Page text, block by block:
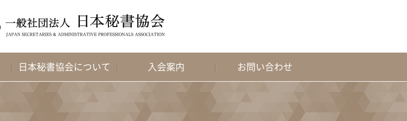
日本秘書協会について 入会案内 お問い合わせ